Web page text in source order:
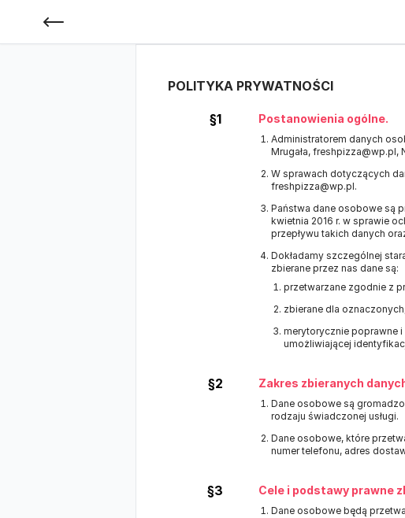
POLITYKA PRYWATNOŚCI
§1 Postanowienia ogólne.
Administratorem danych
Mrugała, freshpizza@wp.pl,
W sprawach dotyczących
freshpizza@wp.pl.
Państwa dane osobowe są
kwietnia 2016 r. w sprawie
przepływu takich danych
Dokładamy szczególnej
zbierane przez nas dane są:
przetwarzane zgodnie z
zbierane dla
merytorycznie poprawne
umożliwiającej
§2 Zakres zbieranych
Dane osobowe są
rodzaju świadczonej usługi.
Dane osobowe, które
numer telefonu, adres
§3 Cele i podstawy prawne
Dane osobowe będą